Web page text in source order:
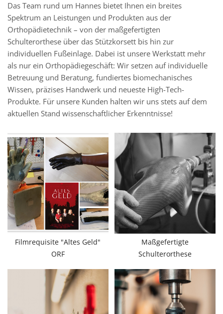
Das Team rund um Hannes bietet Ihnen ein breites
Spektrum an Leistungen und Produkten aus der
Orthopädietechnik – von der maßgefertigten
Schulterorthese über das Stützkorsett bis hin zur
individuellen Fußeinlage. Dabei ist unsere Werkstatt mehr
als nur ein Orthopädiegeschäft: Wir setzen auf individuelle
Betreuung und Beratung, fundiertes biomechanisches
Wissen, präzises Handwerk und neueste High-Tech-
Produkte. Für unsere Kunden halten wir uns stets auf dem
aktuellen Stand wissenschaftlicher Erkenntnisse!
Filmrequisite "Altes Geld"
ORF
Maßgefertigte
Schulterorthese